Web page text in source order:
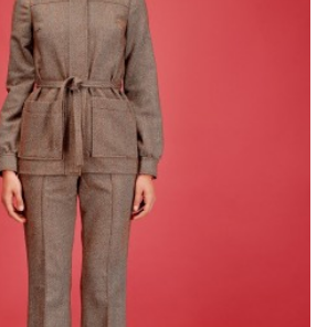
₴6,200.00